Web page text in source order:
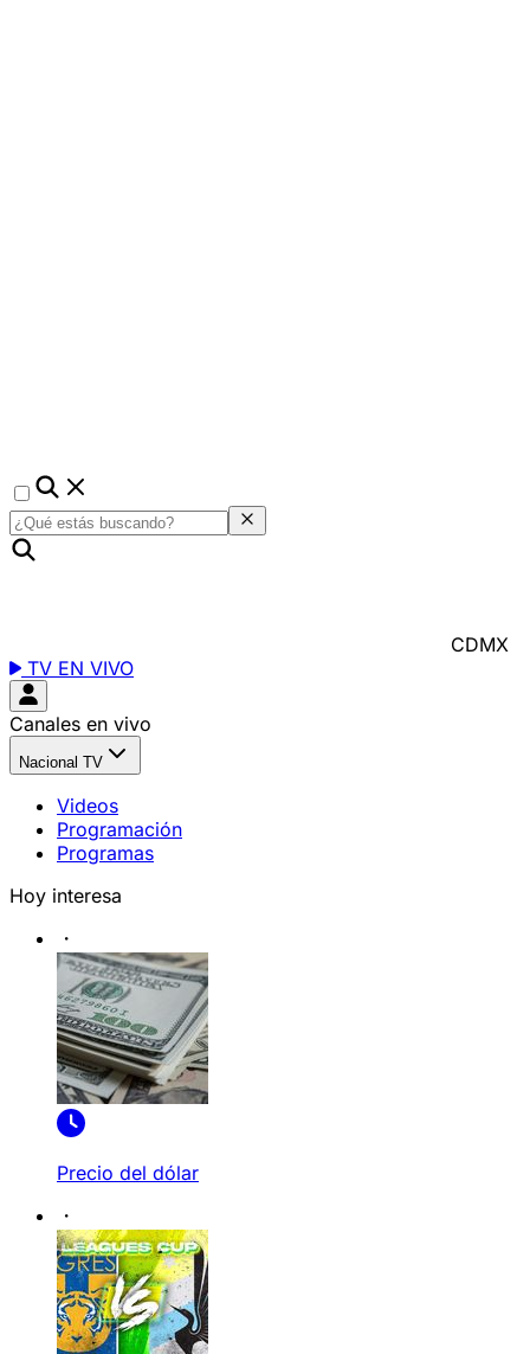
CDMX
TV EN VIVO
Canales en vivo
Nacional TV
Videos
Programación
Programas
Hoy interesa
Precio del dólar